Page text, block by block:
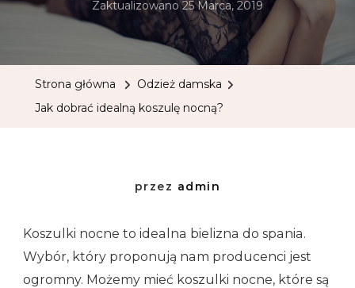
Zaktualizowano25 Marca, 2019
Strona główna
Odzież damska
Jak dobrać idealną koszulę nocną?
przez admin
Koszulki nocne to idealna bielizna do spania.
Wybór, który proponują nam producenci jest
ogromny. Możemy mieć koszulki nocne, które są